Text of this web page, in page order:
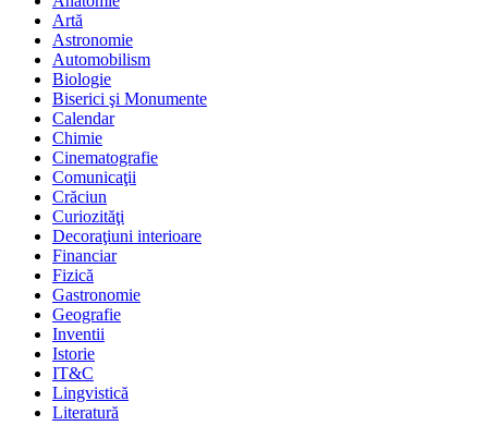
Artă
Astronomie
Automobilism
Biologie
Biserici şi Monumente
Calendar
Chimie
Cinematografie
Comunicaţii
Crăciun
Curiozităţi
Decoraţiuni interioare
Financiar
Fizică
Gastronomie
Geografie
Inventii
Istorie
IT&C
Lingvistică
Literatură